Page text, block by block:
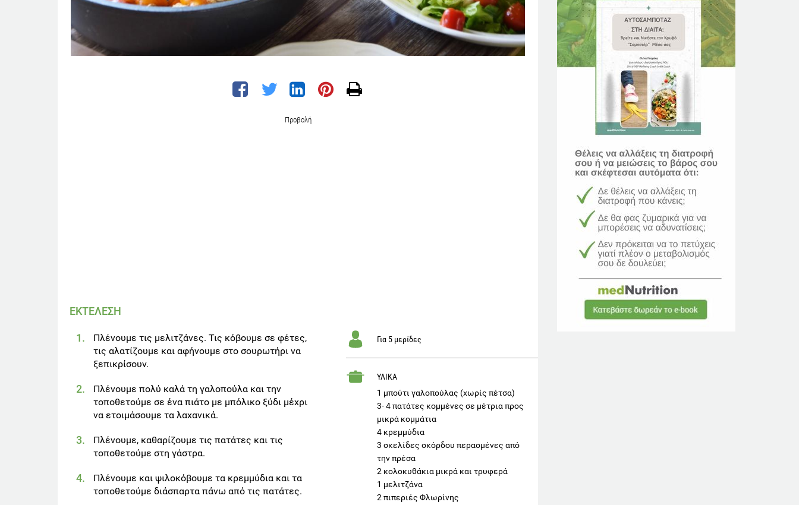
Προβολή
ΕΚΤΕΛΕΣΗ
Πλένουμε τις μελιτζάνες. Τις κόβουμε σε φέτες,
τις αλατίζουμε και αφήνουμε στο σουρωτήρι να
ξεπικρίσουν.
Πλένουμε πολύ καλά τη γαλοπούλα και την
τοποθετούμε σε ένα πιάτο με μπόλικο ξύδι μέχρι
να ετοιμάσουμε τα λαχανικά.
Πλένουμε, καθαρίζουμε τις πατάτες και τις
τοποθετούμε στη γάστρα.
Πλένουμε και ψιλοκόβουμε τα κρεμμύδια και τα
τοποθετούμε διάσπαρτα πάνω από τις πατάτες.
Για 5 μερίδες
ΥΛΙΚΑ
1 μπούτι γαλοπούλας (χωρίς πέτσα)
3- 4 πατάτες κομμένες σε μέτρια προς
μικρά κομμάτια
4 κρεμμύδια
3 σκελίδες σκόρδου περασμένες από
την πρέσα
2 κολοκυθάκια μικρά και τρυφερά
1 μελιτζάνα
2 πιπεριές Φλωρίνης